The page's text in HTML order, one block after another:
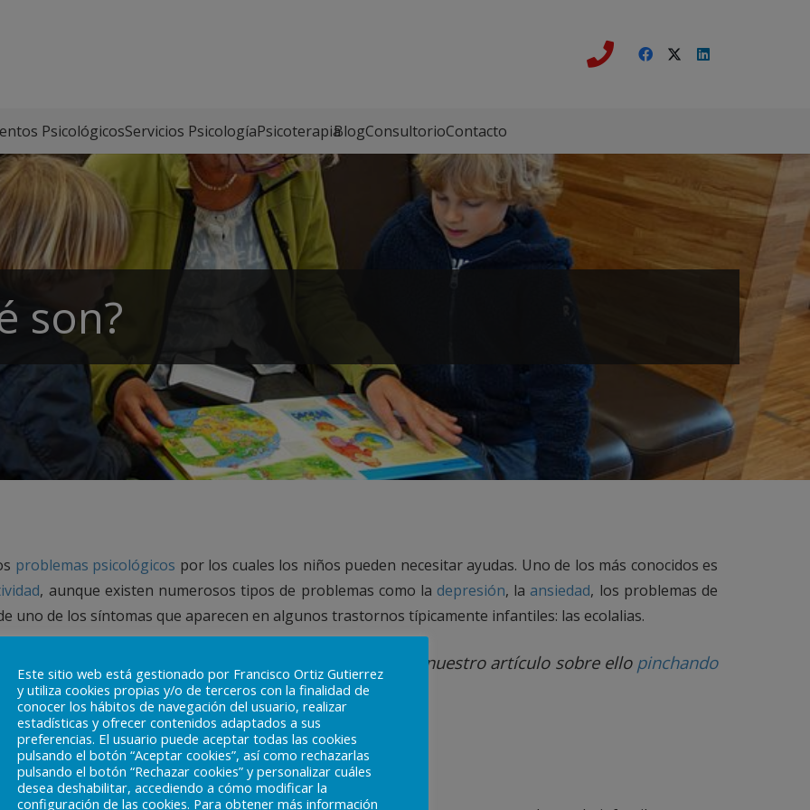
PsicológicosServicios PsicologíaPsicoterapiaBlogConsultorioContacto
son?
problemas psicológicos por los cuales los niños pueden necesitar ayudas. Uno de los más conocidos es
, aunque existen numerosos tipos de problemas como la depresión, la ansiedad, los problemas de
uno de los síntomas que aparecen en algunos trastornos típicamente infantiles: las ecolalias.
por déficit de atención e hiperactividad, puedes leer nuestro artículo sobre ello pinchando
Este sitio web está gestionado por Francisco Ortiz Gutierrez
y utiliza cookies propias y/o de terceros con la finalidad de
conocer los hábitos de navegación del usuario, realizar
estadísticas y ofrecer contenidos adaptados a sus
preferencias. El usuario puede aceptar todas las cookies
pulsando el botón “Aceptar cookies”, así como rechazarlas
pulsando el botón “Rechazar cookies” y personalizar cuáles
desea deshabilitar, accediendo a cómo modificar la
configuración de las cookies. Para obtener más información